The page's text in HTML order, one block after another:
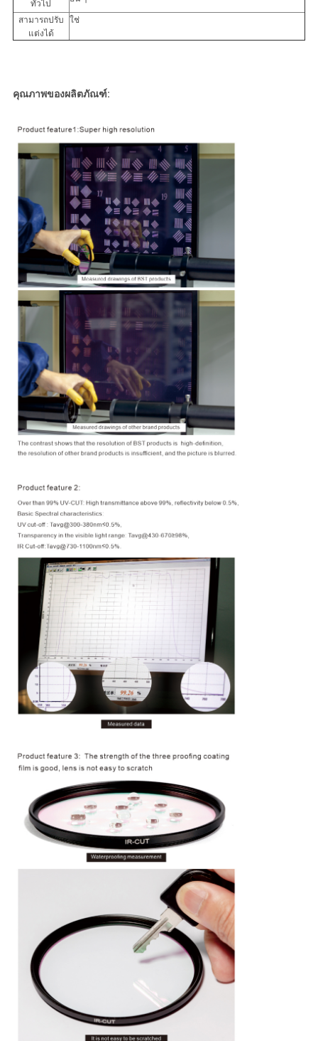
ทั่วไป
สามารถปรับ
แต่งได้
ใช่
คุณภาพของผลิตภัณฑ์: